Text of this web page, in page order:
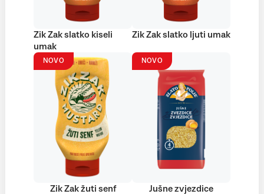
Zik Zak slatko kiseli
umak
Zik Zak slatko ljuti umak
NOVO
Zik Zak žuti senf
NOVO
Jušne zvjezdice